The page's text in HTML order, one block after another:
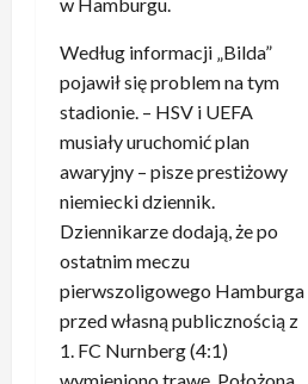
Według informacji „Bilda”
pojawił się problem na tym
stadionie. – HSV i UEFA
musiały uruchomić plan
awaryjny – pisze prestiżowy
niemiecki dziennik.
Dziennikarze dodają, że po
ostatnim meczu
pierwszoligowego Hamburga
przed własną publicznością z
1. FC Nurnberg (4:1)